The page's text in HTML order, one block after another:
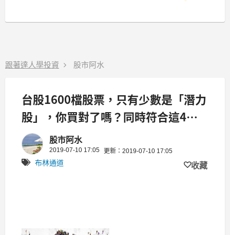
跟著達人學投資 股市阿水
台股1600檔股票，只有少數是「潛力
股」，你買對了嗎？同時符合這4
點，往往漲的機率很高！
股市阿水
2019-07-10 17:05 更新：2019-07-10 17:05
布林通道 收藏